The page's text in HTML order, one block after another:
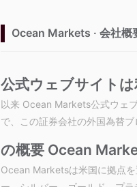
Ocean Markets · 会社概
公式ウェブサイト
以来 Ocean Markets公式ウェ
で、この証券会社の外国為替
の概要 Ocean
Ocean Marketsは米国に拠点